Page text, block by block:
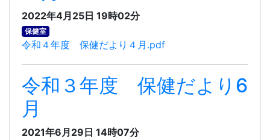
2022年4月25日 19時02分
保健室
令和４年度 保健だより４月.pdf
令和３年度 保健だより6
月
2021年6月29日 14時07分